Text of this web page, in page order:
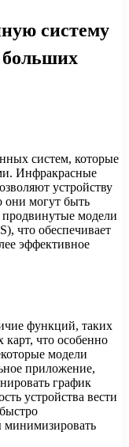
систему
систем, которые
Инфракрасные
устройству
они могут быть
модели
что обеспечивает
эффективное
функций, таких
карт, что особенно
модели
приложение,
график
устройства вести
минимизировать